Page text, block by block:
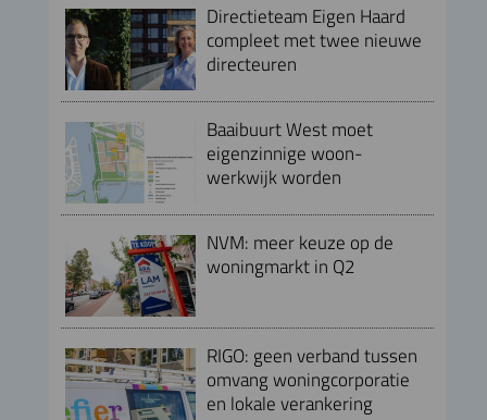
Directieteam Eigen Haard
compleet met twee nieuwe
directeuren
Baaibuurt West moet
eigenzinnige woon-
werkwijk worden
NVM: meer keuze op de
woningmarkt in Q2
RIGO: geen verband tussen
omvang woningcorporatie
en lokale verankering